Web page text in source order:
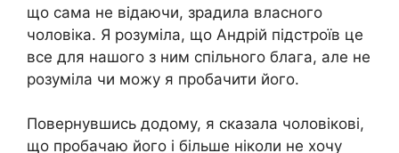
що сама не відаючи, зрадила власного
чоловіка. Я розуміла, що Андрій підстроїв це
все для нашого з ним спільного блага, але не
розуміла чи можу я пробачити його.
Повернувшись додому, я сказала чоловікові,
що пробачаю його і більше ніколи не хочу